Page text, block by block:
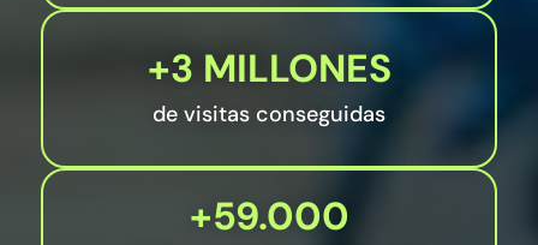
+3 MILLONES
de visitas conseguidas
+59.000